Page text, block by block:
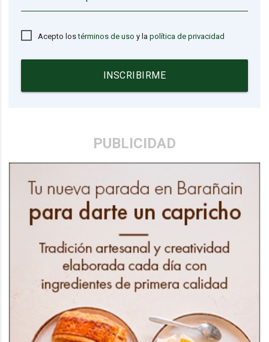
Acepto lostérminos de uso y lapolítica de privacidad
INSCRIBIRME
PUBLICIDAD